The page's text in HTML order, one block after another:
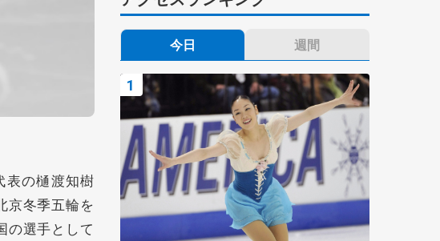
の樋渡知樹
京冬季五輪を
の選手として
今日 週間